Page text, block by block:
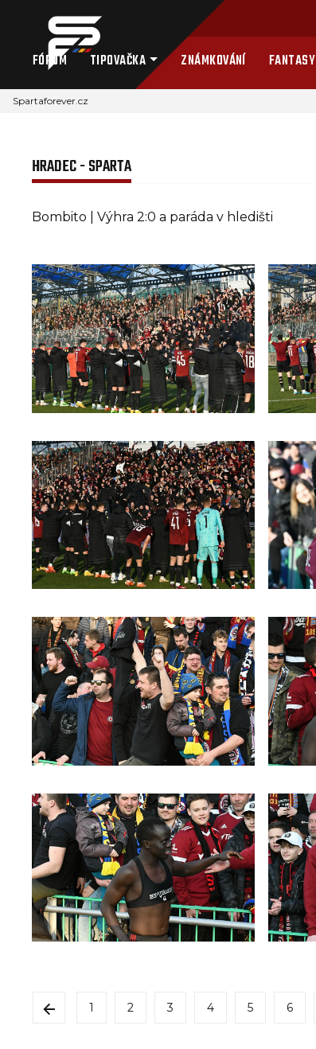
FÓRUM TIPOVAČKA ZNÁMKOVÁNÍ FANTASY
Spartaforever.cz
HRADEC - SPARTA
Bombito | Výhra 2:0 a paráda v hledišti
1 2 3 4 5 6